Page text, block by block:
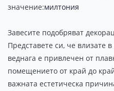
значение:милтония
Завесите подобряват
Представете си, че влизате
веднага е привлечен от
помещението от край до
важната естетическа